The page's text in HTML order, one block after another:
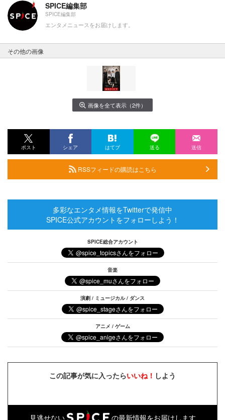
SPICE編集部
SPICE編集部
エンタメニュースをお届けします。
その他の画像
画像を全て表示（2件）
ポスト シェア はてブ 送る 送信
RSSフィードの購読はこちら
多彩なエンタメ情報をTwitterで発信中
SPICE公式アカウントをフォローしよう！
SPICE総合アカウント
音楽
演劇 / ミュージカル / ダンス
アニメ / ゲーム
この記事が気に入ったらいいね！ しよう
見逃せない の最新情報をお届けします